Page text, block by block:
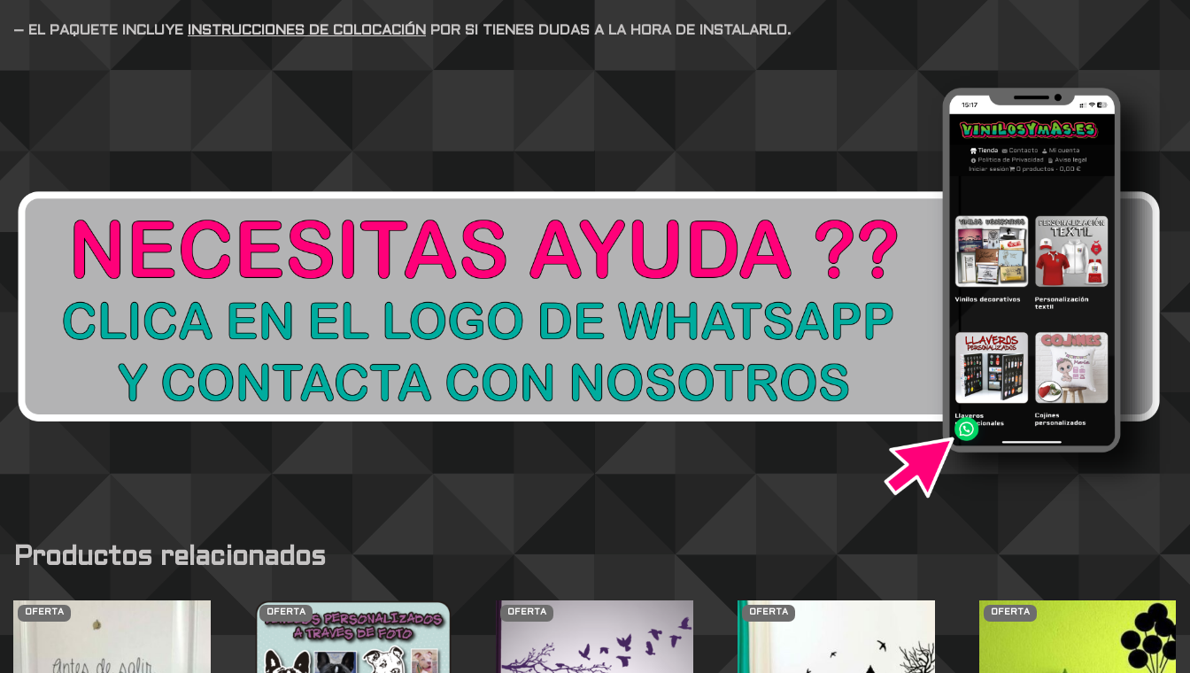
– EL PAQUETE INCLUYE INSTRUCCIONES DE COLOCACIÓN POR SI TIENES DUDAS A LA HORA DE INSTALARLO.
Productos relacionados
OFERTA OFERTA OFERTA OFERTA OFERTA